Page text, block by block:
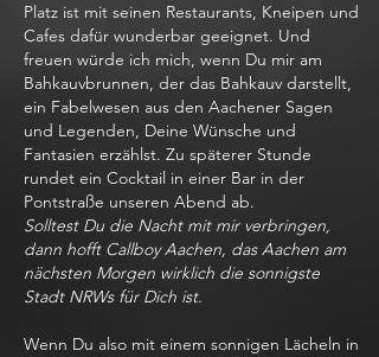
Platz ist mit seinen Restaurants, Kneipen und
Cafes dafür wunderbar geeignet. Und
freuen würde ich mich, wenn Du mir am
Bahkauvbrunnen, der das Bahkauv darstellt,
ein Fabelwesen aus den Aachener Sagen
und Legenden, Deine Wünsche und
Fantasien erzählst. Zu späterer Stunde
rundet ein Cocktail in einer Bar in der
Pontstraße unseren Abend ab.
Solltest Du die Nacht mit mir verbringen,
dann hofft Callboy Aachen, das Aachen am
nächsten Morgen wirklich die sonnigste
Stadt NRWs für Dich ist.
Wenn Du also mit einem sonnigen Lächeln in